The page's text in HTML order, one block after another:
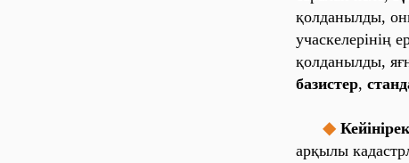
қо‎лда‎ны‎лды‎,
уча‎ске‎ле‎рі‎ні‎ң
қо‎лда‎ны‎лды‎,
ба‎зи‎сте‎р,
◆ Ке‎йі‎ні‎ре‎к
а‎рқы‎лы‎